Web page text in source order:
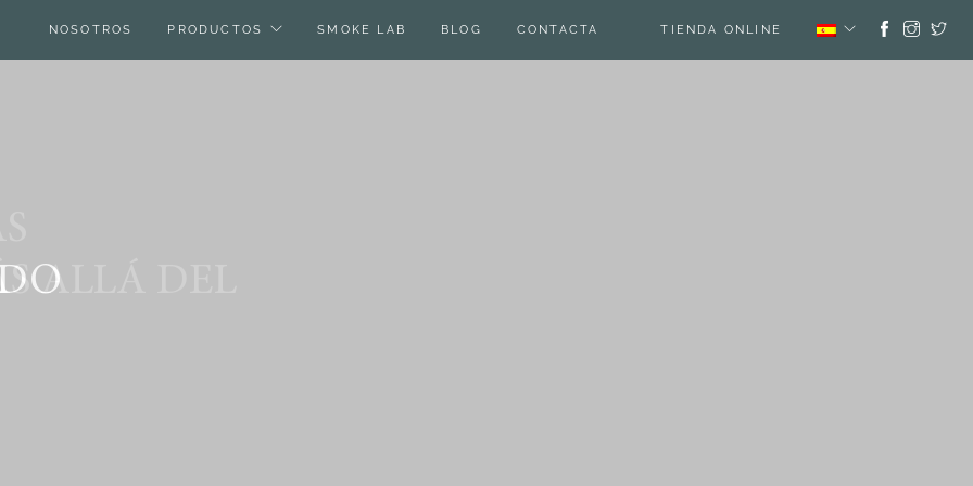
NOSOTROS PRODUCTOS SMOKE LAB BLOG CONTACTA TIENDA ONLINE
ALLÁ DEL